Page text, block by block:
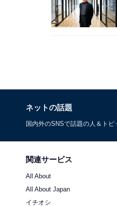
ネットの話題
国内外のSNSで話題の人＆ト
関連サービス
All About
All About Japan
イチオシ